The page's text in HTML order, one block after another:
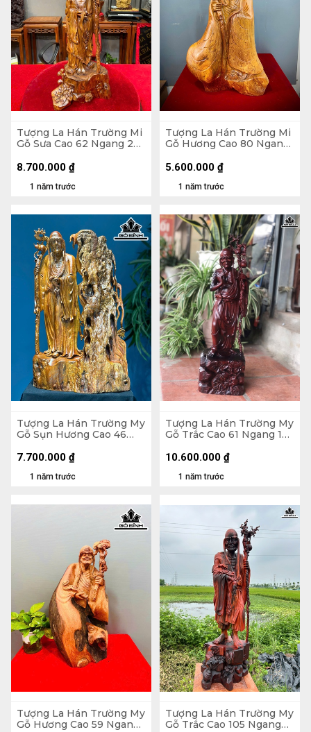
Tượng La Hán Trường Mi
Gỗ Sưa Cao 62 Ngang 23
1 năm trước
8.700.000 ₫
Tượng La Hán Trường Mi
Gỗ Hương Cao 80 Ngang
1 năm trước
5.600.000 ₫
Tượng La Hán Trường My
Gỗ Sụn Hương Cao 46
1 năm trước
7.700.000 ₫
Tượng La Hán Trường My
Gỗ Trắc Cao 61 Ngang 17
1 năm trước
10.600.000 ₫
Tượng La Hán Trường My
Gỗ Hương Cao 59 Ngang
Tượng La Hán Trường My
Gỗ Trắc Cao 105 Ngang